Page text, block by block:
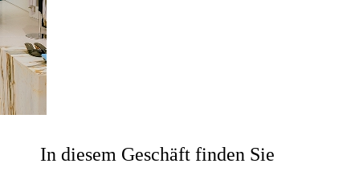
In diesem Geschäft finden Sie